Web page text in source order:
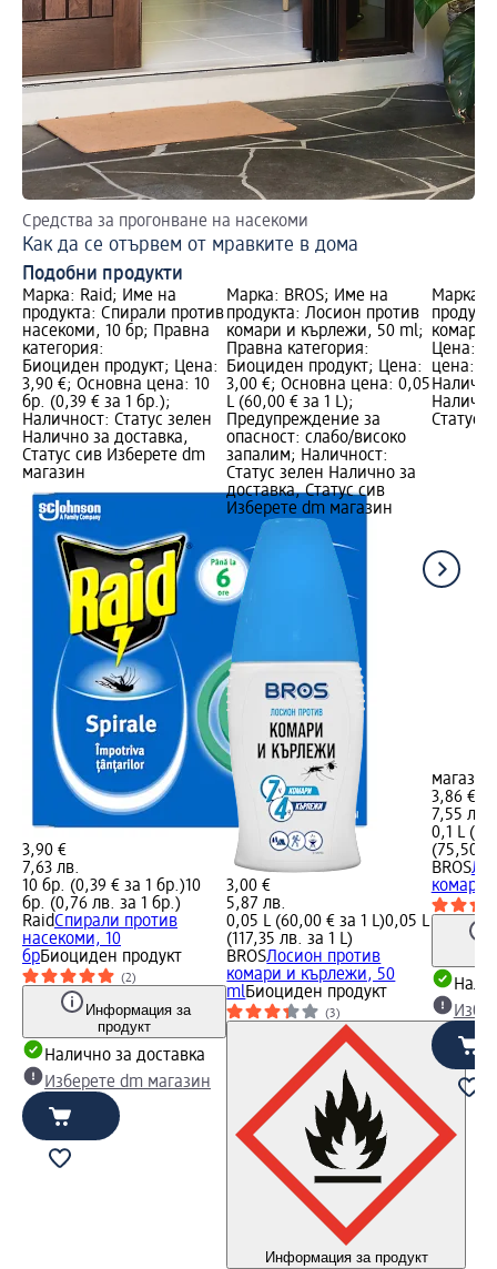
Средства за прогонване на насекоми
Как да се отървем от мравките в дома
Подобни продукти
Марка: Raid; Име на
продукта: Спирали против
насекоми, 10 бр; Правна
категория:
Биоциден продукт; Цена:
3,90 €; Основна цена: 10
бр. (0,39 € за 1 бр.);
Наличност: Статус зелен
Налично за доставка,
Статус сив Изберете dm
магазин
3,90 €
7,63 лв.
10 бр. (0,39 € за 1 бр.)10
бр. (0,76 лв. за 1 бр.)
RaidСпирали против
насекоми, 10
брБиоциден продукт
(2)
Информация за
продукт
Налично за доставка
Изберете dm магазин
Марка: BROS; Име на
продукта: Лосион против
комари и кърлежи, 50 ml;
Правна категория:
Биоциден продукт; Цена:
3,00 €; Основна цена: 0,05
L (60,00 € за 1 L);
Предупреждение за
опасност: слабо/високо
запалим; Наличност:
Статус зелен Налично за
доставка, Статус сив
Изберете dm магазин
3,00 €
5,87 лв.
0,05 L (60,00 € за 1 L)0,05 L
(117,35 лв. за 1 L)
BROSЛосион против
комари и кърлежи, 50
mlБиоциден продукт
(3)
Информация за продукт
Марка:
комари
Цена:
цена:
Статус
магазин
3,86 €
7,55 лв.
0,1 L
(75,50
BROS
комари